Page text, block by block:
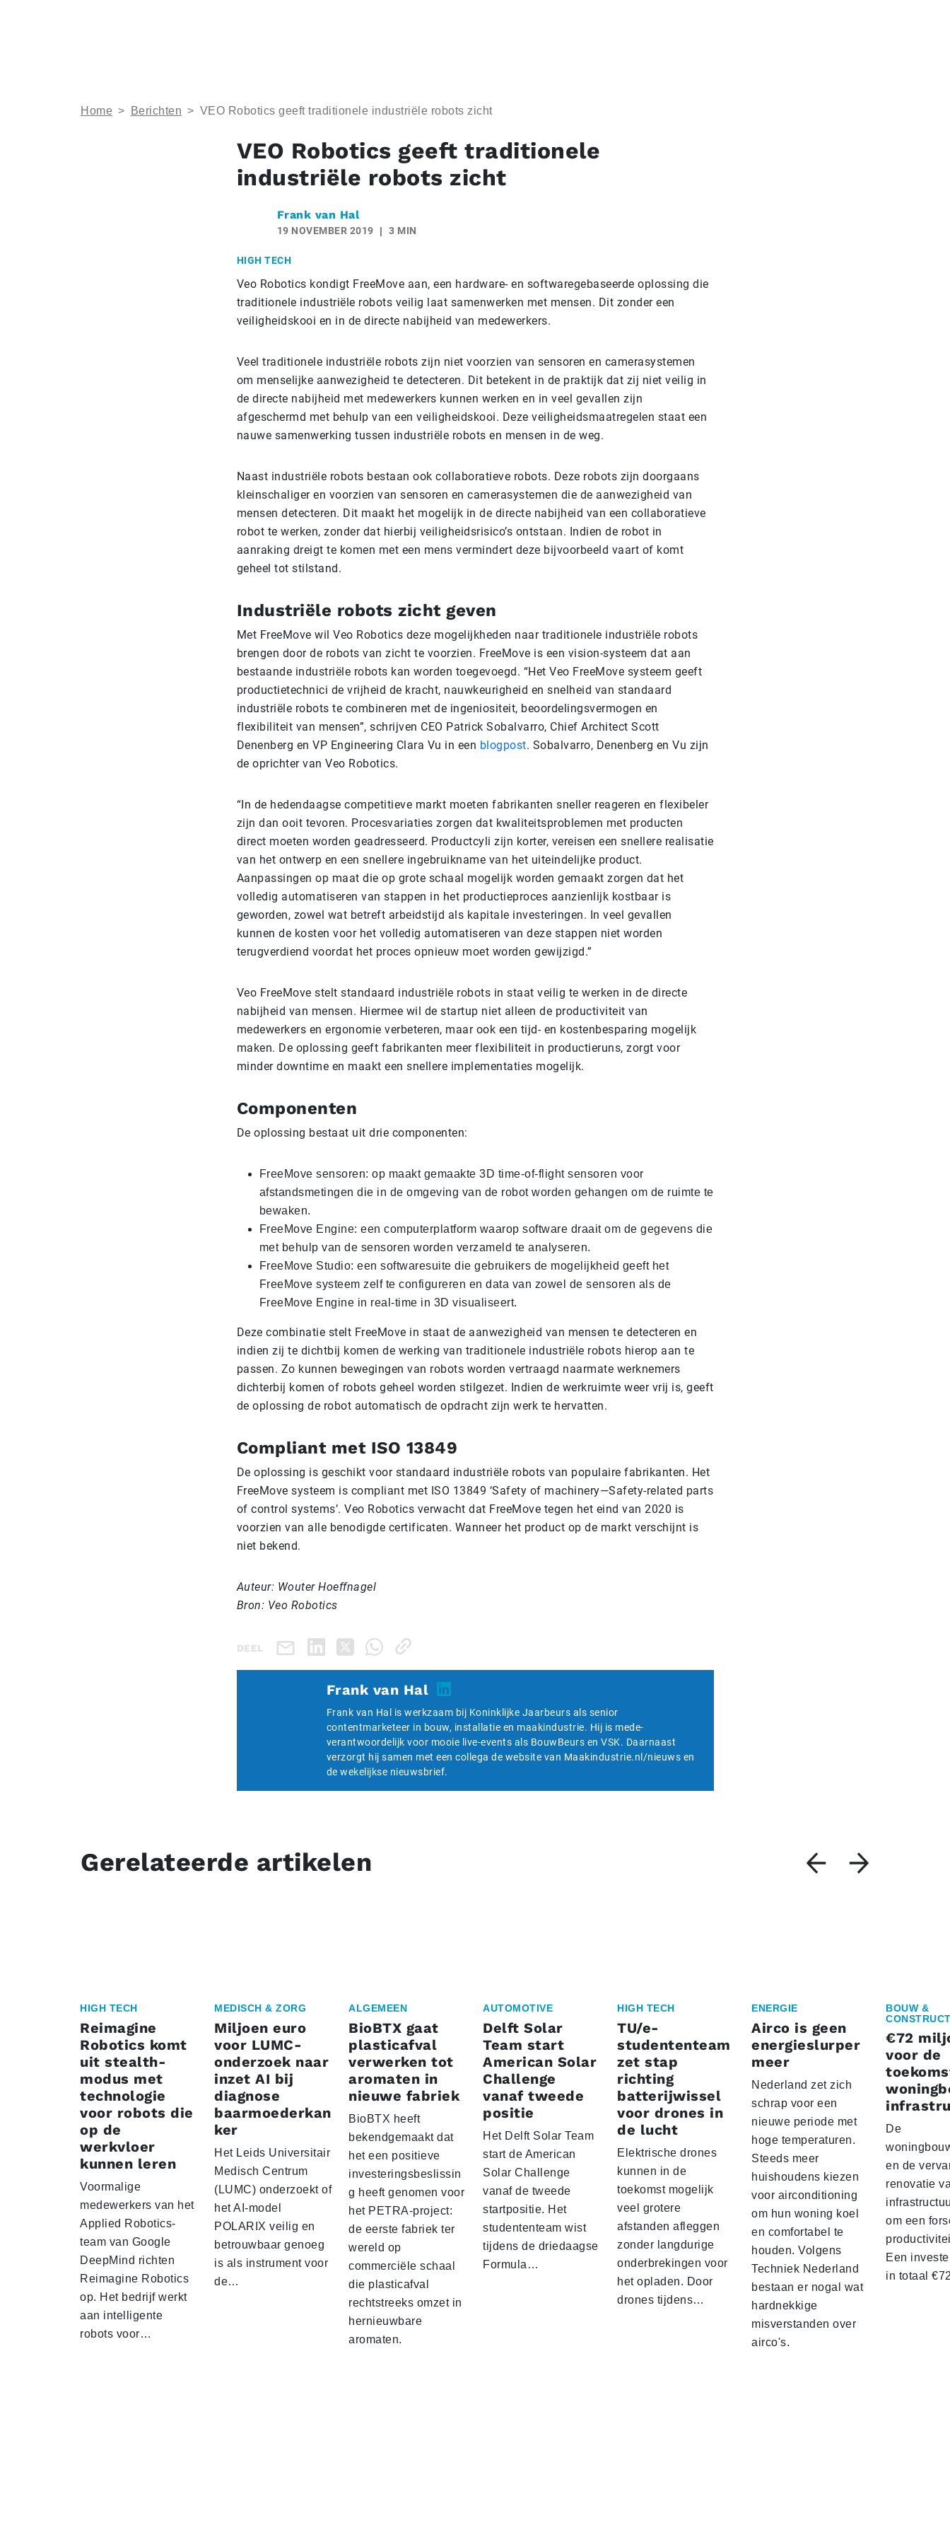
Home > Berichten > VEO Robotics geeft traditionele industriële robots zicht
VEO Robotics geeft traditionele
industriële robots zicht
Frank van Hal
19 NOVEMBER 2019 3 MIN
HIGH TECH
Veo Robotics kondigt FreeMove aan, een hardware- en softwaregebaseerde oplossing die
traditionele industriële robots veilig laat samenwerken met mensen. Dit zonder een
veiligheidskooi en in de directe nabijheid van medewerkers.
Veel traditionele industriële robots zijn niet voorzien van sensoren en camerasystemen
om menselijke aanwezigheid te detecteren. Dit betekent in de praktijk dat zij niet veilig in
de directe nabijheid met medewerkers kunnen werken en in veel gevallen zijn
afgeschermd met behulp van een veiligheidskooi. Deze veiligheidsmaatregelen staat een
nauwe samenwerking tussen industriële robots en mensen in de weg.
Naast industriële robots bestaan ook collaboratieve robots. Deze robots zijn doorgaans
kleinschaliger en voorzien van sensoren en camerasystemen die de aanwezigheid van
mensen detecteren. Dit maakt het mogelijk in de directe nabijheid van een collaboratieve
robot te werken, zonder dat hierbij veiligheidsrisico’s ontstaan. Indien de robot in
aanraking dreigt te komen met een mens vermindert deze bijvoorbeeld vaart of komt
geheel tot stilstand.
Industriële robots zicht geven
Met FreeMove wil Veo Robotics deze mogelijkheden naar traditionele industriële robots
brengen door de robots van zicht te voorzien. FreeMove is een vision-systeem dat aan
bestaande industriële robots kan worden toegevoegd. “Het Veo FreeMove systeem geeft
productietechnici de vrijheid de kracht, nauwkeurigheid en snelheid van standaard
industriële robots te combineren met de ingeniositeit, beoordelingsvermogen en
flexibiliteit van mensen”, schrijven CEO Patrick Sobalvarro, Chief Architect Scott
Denenberg en VP Engineering Clara Vu in een blogpost. Sobalvarro, Denenberg en Vu zijn
de oprichter van Veo Robotics.
“In de hedendaagse competitieve markt moeten fabrikanten sneller reageren en flexibeler
zijn dan ooit tevoren. Procesvariaties zorgen dat kwaliteitsproblemen met producten
direct moeten worden geadresseerd. Productcyli zijn korter, vereisen een snellere realisatie
van het ontwerp en een snellere ingebruikname van het uiteindelijke product.
Aanpassingen op maat die op grote schaal mogelijk worden gemaakt zorgen dat het
volledig automatiseren van stappen in het productieproces aanzienlijk kostbaar is
geworden, zowel wat betreft arbeidstijd als kapitale investeringen. In veel gevallen
kunnen de kosten voor het volledig automatiseren van deze stappen niet worden
terugverdiend voordat het proces opnieuw moet worden gewijzigd.”
Veo FreeMove stelt standaard industriële robots in staat veilig te werken in de directe
nabijheid van mensen. Hiermee wil de startup niet alleen de productiviteit van
medewerkers en ergonomie verbeteren, maar ook een tijd- en kostenbesparing mogelijk
maken. De oplossing geeft fabrikanten meer flexibiliteit in productieruns, zorgt voor
minder downtime en maakt een snellere implementaties mogelijk.
Componenten
De oplossing bestaat uit drie componenten:
FreeMove sensoren: op maakt gemaakte 3D time-of-flight sensoren voor
afstandsmetingen die in de omgeving van de robot worden gehangen om de ruimte te
bewaken.
FreeMove Engine: een computerplatform waarop software draait om de gegevens die
met behulp van de sensoren worden verzameld te analyseren.
FreeMove Studio: een softwaresuite die gebruikers de mogelijkheid geeft het
FreeMove systeem zelf te configureren en data van zowel de sensoren als de
FreeMove Engine in real-time in 3D visualiseert.
Deze combinatie stelt FreeMove in staat de aanwezigheid van mensen te detecteren en
indien zij te dichtbij komen de werking van traditionele industriële robots hierop aan te
passen. Zo kunnen bewegingen van robots worden vertraagd naarmate werknemers
dichterbij komen of robots geheel worden stilgezet. Indien de werkruimte weer vrij is, geeft
de oplossing de robot automatisch de opdracht zijn werk te hervatten.
Compliant met ISO 13849
De oplossing is geschikt voor standaard industriële robots van populaire fabrikanten. Het
FreeMove systeem is compliant met ISO 13849 ‘Safety of machinery—Safety-related parts
of control systems’. Veo Robotics verwacht dat FreeMove tegen het eind van 2020 is
voorzien van alle benodigde certificaten. Wanneer het product op de markt verschijnt is
niet bekend.
Auteur: Wouter Hoeffnagel
Bron: Veo Robotics
DEEL
Frank van Hal
Frank van Hal is werkzaam bij Koninklijke Jaarbeurs als senior
contentmarketeer in bouw, installatie en maakindustrie. Hij is mede-
verantwoordelijk voor mooie live-events als BouwBeurs en VSK. Daarnaast
verzorgt hij samen met een collega de website van Maakindustrie.nl/nieuws en
de wekelijkse nieuwsbrief.
Gerelateerde artikelen
HIGH TECH
Reimagine
Robotics komt
uit stealth-
modus met
technologie
voor robots die
op de
werkvloer
kunnen leren
Voormalige
medewerkers van het
Applied Robotics-
team van Google
DeepMind richten
Reimagine Robotics
op. Het bedrijf werkt
aan intelligente
robots voor…
MEDISCH & ZORG
Miljoen euro
voor LUMC-
onderzoek naar
inzet AI bij
diagnose
baarmoederkan
ker
Het Leids Universitair
Medisch Centrum
(LUMC) onderzoekt of
het AI-model
POLARIX veilig en
betrouwbaar genoeg
is als instrument voor
de…
ALGEMEEN
BioBTX gaat
plasticafval
verwerken tot
aromaten in
nieuwe fabriek
BioBTX heeft
bekendgemaakt dat
het een positieve
investeringsbeslissin
g heeft genomen voor
het PETRA-project:
de eerste fabriek ter
wereld op
commerciële schaal
die plasticafval
rechtstreeks omzet in
hernieuwbare
aromaten.
AUTOMOTIVE
Delft Solar
Team start
American Solar
Challenge
vanaf tweede
positie
Het Delft Solar Team
start de American
Solar Challenge
vanaf de tweede
startpositie. Het
studententeam wist
tijdens de driedaagse
Formula…
HIGH TECH
TU/e-
studententeam
zet stap
richting
batterijwissel
voor drones in
de lucht
Elektrische drones
kunnen in de
toekomst mogelijk
veel grotere
afstanden afleggen
zonder langdurige
onderbrekingen voor
het opladen. Door
drones tijdens…
ENERGIE
Airco is geen
energieslurper
meer
Nederland zet zich
schrap voor een
nieuwe periode met
hoge temperaturen.
Steeds meer
huishoudens kiezen
voor airconditioning
om hun woning koel
en comfortabel te
houden. Volgens
Techniek Nederland
bestaan er nogal wat
hardnekkige
misverstanden over
airco's.
BOUW &
€72
voor de
De
en de
renovatie
om een
Een
in totaal